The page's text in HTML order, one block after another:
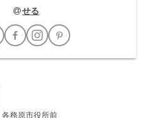
せる
各務原市役所前